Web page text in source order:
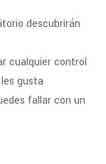
descubrirán
cualquier control
gusta
fallar con un